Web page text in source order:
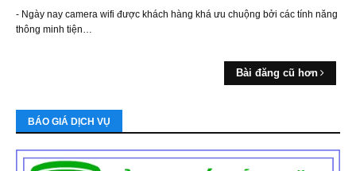
- Ngày nay camera wifi được khách hàng khá ưu chuộng bởi các tính năng
thông minh tiện…
Bài đăng cũ hơn
BÁO GIÁ DỊCH VỤ